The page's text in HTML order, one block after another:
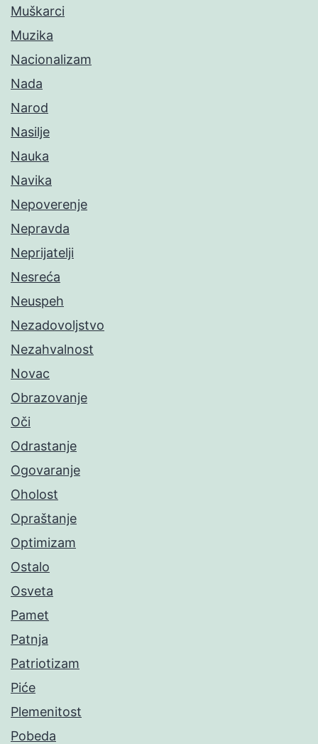
Muškarci
Muzika
Nacionalizam
Nada
Narod
Nasilje
Nauka
Navika
Nepoverenje
Nepravda
Neprijatelji
Nesreća
Neuspeh
Nezadovoljstvo
Nezahvalnost
Novac
Obrazovanje
Oči
Odrastanje
Ogovaranje
Oholost
Opraštanje
Optimizam
Ostalo
Osveta
Pamet
Patnja
Patriotizam
Piće
Plemenitost
Pobeda